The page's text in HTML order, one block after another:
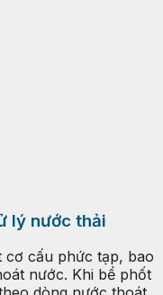
lý nước thải
cơ cấu phức tạp, bao
nước. Khi bể phốt